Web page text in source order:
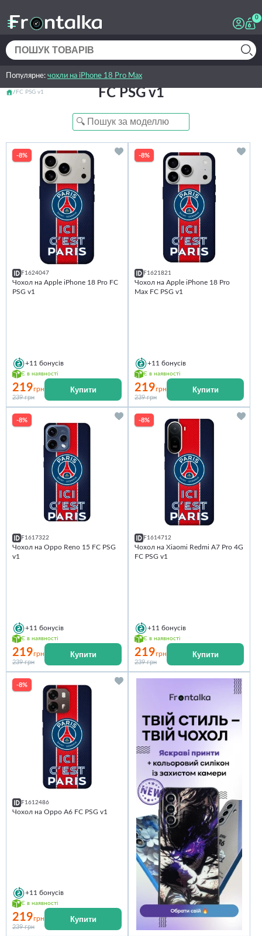
0
Популярне: чохли на iPhone 18 Pro Max
FC PSG v1 FC PSG v1
-8%
F1624047
Чохол на Apple iPhone 18 Pro FC
PSG v1
+11 бонусів
Є в наявності
219грн
239 грн
Купити
-8%
F1621821
Чохол на Apple iPhone 18 Pro
Max FC PSG v1
+11 бонусів
Є в наявності
219грн
239 грн
Купити
-8%
F1617322
Чохол на Oppo Reno 15 FC PSG
v1
+11 бонусів
Є в наявності
219грн
239 грн
Купити
-8%
F1614712
Чохол на Xiaomi Redmi A7 Pro 4G
FC PSG v1
+11 бонусів
Є в наявності
219грн
239 грн
Купити
-8%
F1612486
Чохол на Oppo A6 FC PSG v1
+11 бонусів
Є в наявності
219грн
239 грн
Купити